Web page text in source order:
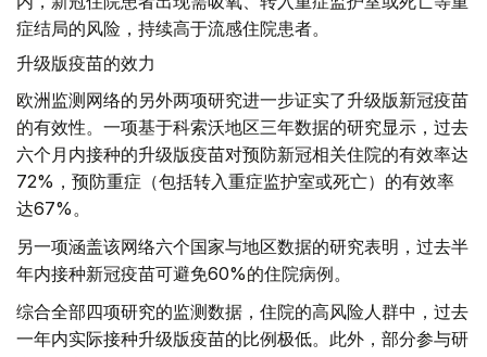
症结局的风险，持续高于流感住院患者。
升级版疫苗的效力
欧洲监测网络的另外两项研究进一步证实了升级版新冠疫苗
的有效性。一项基于科索沃地区三年数据的研究显示，过去
六个月内接种的升级版疫苗对预防新冠相关住院的有效率达
72%，预防重症（包括转入重症监护室或死亡）的有效率
达67%。
另一项涵盖该网络六个国家与地区数据的研究表明，过去半
年内接种新冠疫苗可避免60%的住院病例。
综合全部四项研究的监测数据，住院的高风险人群中，过去
一年内实际接种升级版疫苗的比例极低。此外，部分参与研